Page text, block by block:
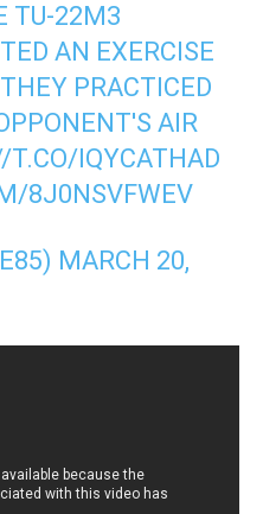
TU-22M3
AN EXERCISE
PRACTICED
AIR
T.CO/IQYCATHAD
8J0NSVFWEV
MARCH 20,